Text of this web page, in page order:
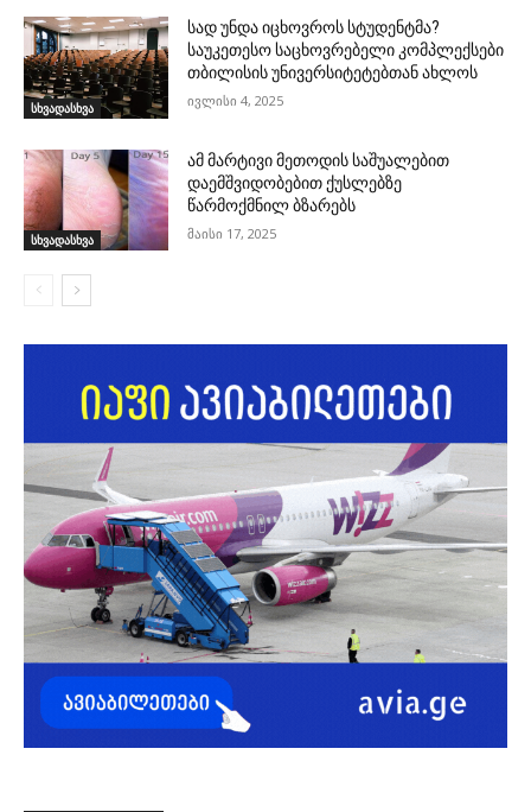
სხვადასხვა
სად უნდა იცხოვროს სტუდენტმა?
საუკეთესო საცხოვრებელი კომპლექსები
თბილისის უნივერსიტეტებთან ახლოს
ივლისი 4, 2025
სხვადასხვა
ამ მარტივი მეთოდის საშუალებით
დაემშვიდობებით ქუსლებზე
წარმოქმნილ ბზარებს
მაისი 17, 2025